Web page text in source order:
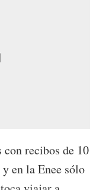
con recibos de 10
en la Enee sólo